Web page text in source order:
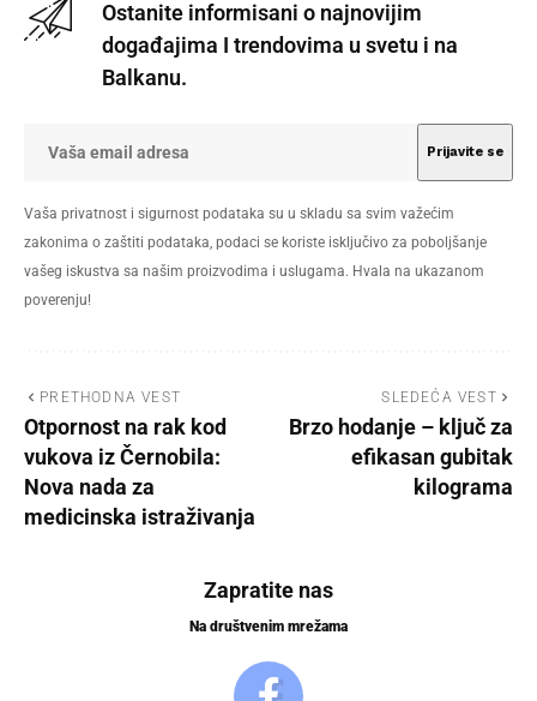
Ostanite informisani o najnovijim
događajima I trendovima u svetu i na
Balkanu.
Vaša privatnost i sigurnost podataka su u skladu sa svim važećim
zakonima o zaštiti podataka, podaci se koriste isključivo za poboljšanje
vašeg iskustva sa našim proizvodima i uslugama. Hvala na ukazanom
poverenju!
PRETHODNA VEST
Otpornost na rak kod
vukova iz Černobila:
Nova nada za
medicinska istraživanja
SLEDEĆA VEST
Brzo hodanje – ključ za
efikasan gubitak
kilograma
Zapratite nas
Na društvenim mrežama